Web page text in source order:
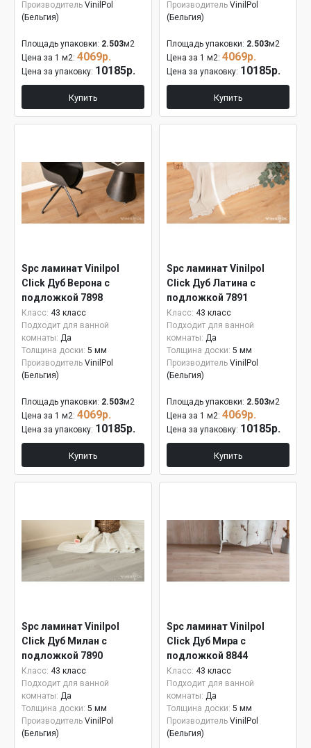
Производитель VinilPol
(Бельгия)
Площадь упаковки: 2.503м2
Цена за 1 м2: 4069р.
Цена за упаковку: 10185р.
Купить
Производитель VinilPol
(Бельгия)
Площадь упаковки: 2.503м2
Цена за 1 м2: 4069р.
Цена за упаковку: 10185р.
Купить
Spc ламинат Vinilpol
Click Дуб Верона с
подложкой 7898
Класс: 43 класс
Подходит для ванной
комнаты: Да
Толщина доски: 5 мм
Производитель VinilPol
(Бельгия)
Площадь упаковки: 2.503м2
Цена за 1 м2: 4069р.
Цена за упаковку: 10185р.
Купить
Spc ламинат Vinilpol
Click Дуб Латина с
подложкой 7891
Класс: 43 класс
Подходит для ванной
комнаты: Да
Толщина доски: 5 мм
Производитель VinilPol
(Бельгия)
Площадь упаковки: 2.503м2
Цена за 1 м2: 4069р.
Цена за упаковку: 10185р.
Купить
Spc ламинат Vinilpol
Click Дуб Милан с
подложкой 7890
Класс: 43 класс
Подходит для ванной
комнаты: Да
Толщина доски: 5 мм
Производитель VinilPol
(Бельгия)
Spc ламинат Vinilpol
Click Дуб Мира с
подложкой 8844
Класс: 43 класс
Подходит для ванной
комнаты: Да
Толщина доски: 5 мм
Производитель VinilPol
(Бельгия)